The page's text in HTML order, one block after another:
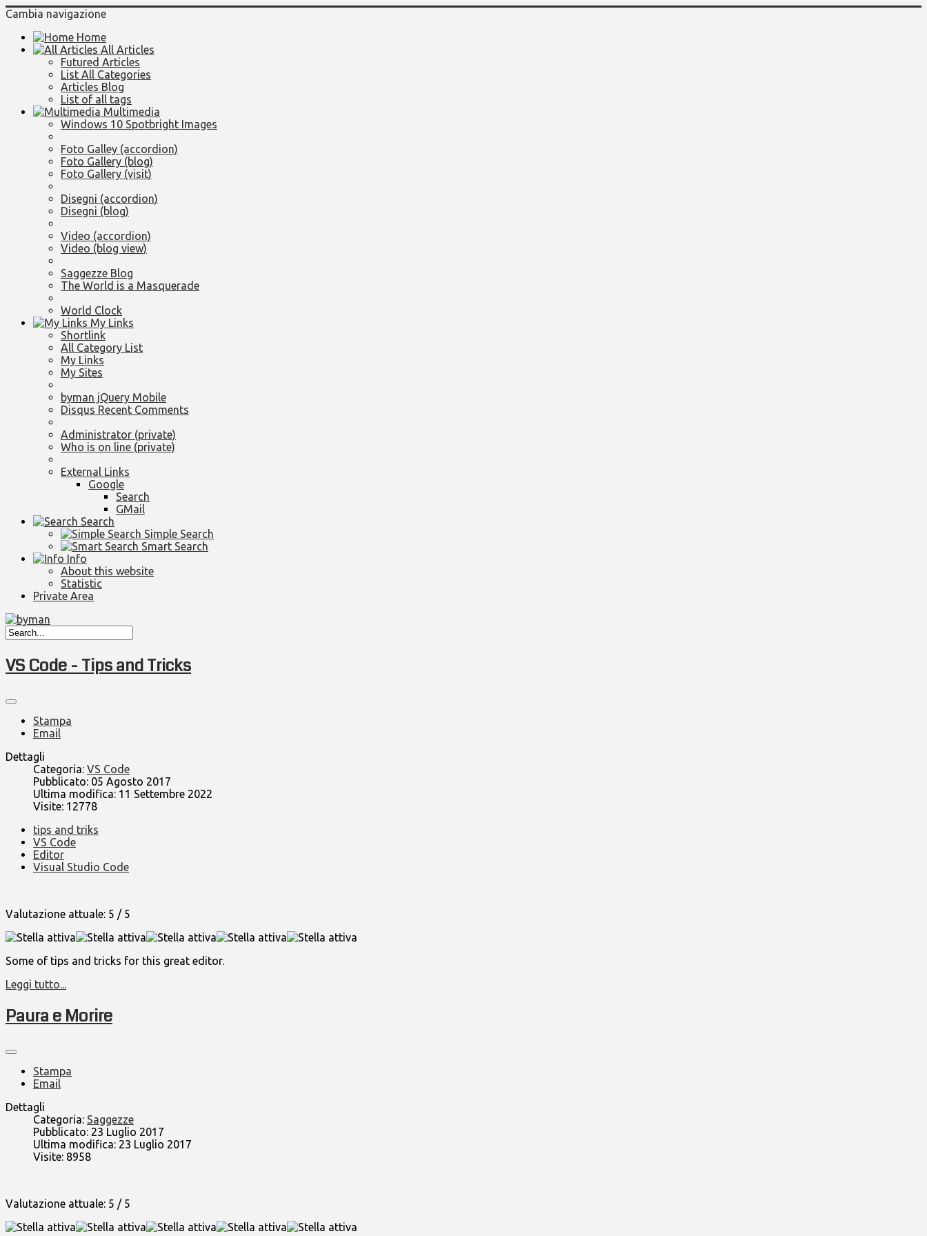
Cambia navigazione
Home
All Articles
Futured Articles
List All Categories
Articles Blog
List of all tags
Multimedia
Windows 10 Spotbright Images
Foto Galley (accordion)
Foto Gallery (blog)
Foto Gallery (visit)
Disegni (accordion)
Disegni (blog)
Video (accordion)
Video (blog view)
Saggezze Blog
The World is a Masquerade
World Clock
My Links
Shortlink
All Category List
My Links
My Sites
byman jQuery Mobile
Disqus Recent Comments
Administrator (private)
Who is on line (private)
External Links
Google
Search
GMail
Search
Simple Search
Smart Search
Info
About this website
Statistic
Private Area
VS Code - Tips and Tricks
Stampa
Email
Dettagli
Categoria: VS Code
Pubblicato: 05 Agosto 2017
Ultima modifica: 11 Settembre 2022
Visite: 12778
tips and triks
VS Code
Editor
Visual Studio Code
Valutazione attuale: 5 / 5
Some of tips and tricks for this great editor.
Leggi tutto...
Paura e Morire
Stampa
Email
Dettagli
Categoria: Saggezze
Pubblicato: 23 Luglio 2017
Ultima modifica: 23 Luglio 2017
Visite: 8958
Valutazione attuale: 5 / 5